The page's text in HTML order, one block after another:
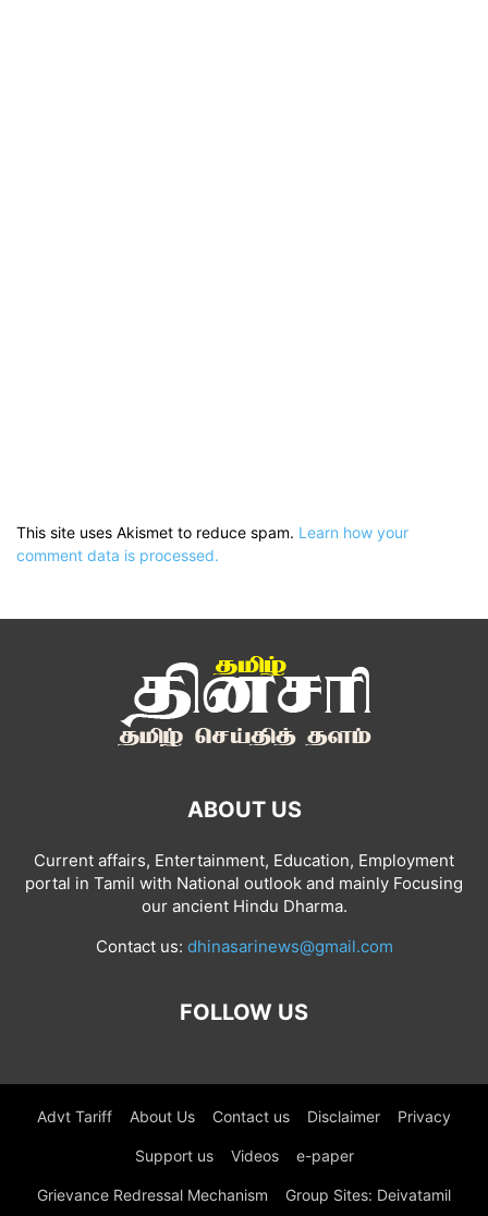
This site uses Akismet to reduce spam. Learn how your
comment data is processed.
ABOUT US
Current affairs, Entertainment, Education, Employment
portal in Tamil with National outlook and mainly Focusing
our ancient Hindu Dharma.
Contact us: dhinasarinews@gmail.com
FOLLOW US
Advt Tariff About Us Contact us Disclaimer Privacy
Support us Videos e-paper
Grievance Redressal Mechanism Group Sites: Deivatamil